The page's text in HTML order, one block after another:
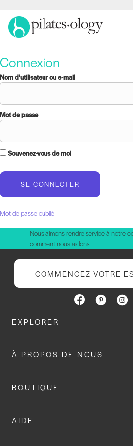
Connexion
Nom d'utilisateur ou e-mail
Mot de passe
Souvenez-vous de moi
Mot de passe oublié
Nous aimons rendre service à notre
comment nous aidons.
COMMENCEZ VOTRE
EXPLORER
À PROPOS DE NOUS
BOUTIQUE
AIDE